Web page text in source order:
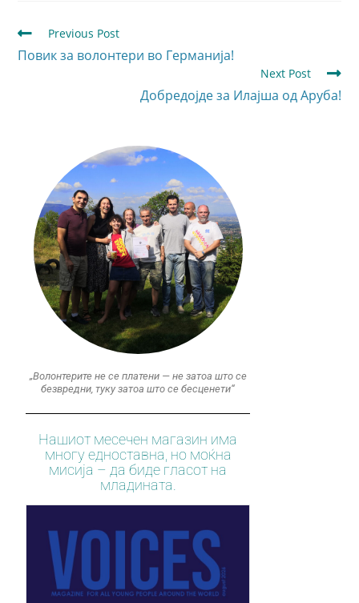
Previous Post
Повик за волонтери во Германија!
Next Post
Добредојде за Илајша од Аруба!
„Волонтерите не се платени — не затоа што се
безвредни, туку затоа што се бесценети“
Нашиот месечен магазин има
многу едноставна, но моќна
мисија – да биде гласот на
младината.